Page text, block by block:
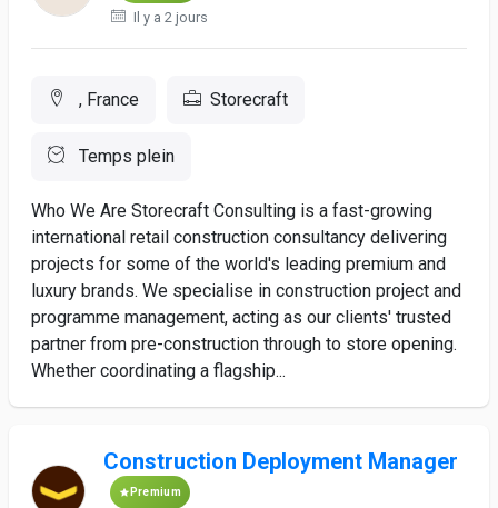
Il y a 2 jours
, France Storecraft
Temps plein
Who We Are Storecraft Consulting is a fast-growing
international retail construction consultancy delivering
projects for some of the world's leading premium and
luxury brands. We specialise in construction project and
programme management, acting as our clients' trusted
partner from pre-construction through to store opening.
Whether coordinating a flagship...
Construction Deployment Manager
Premium